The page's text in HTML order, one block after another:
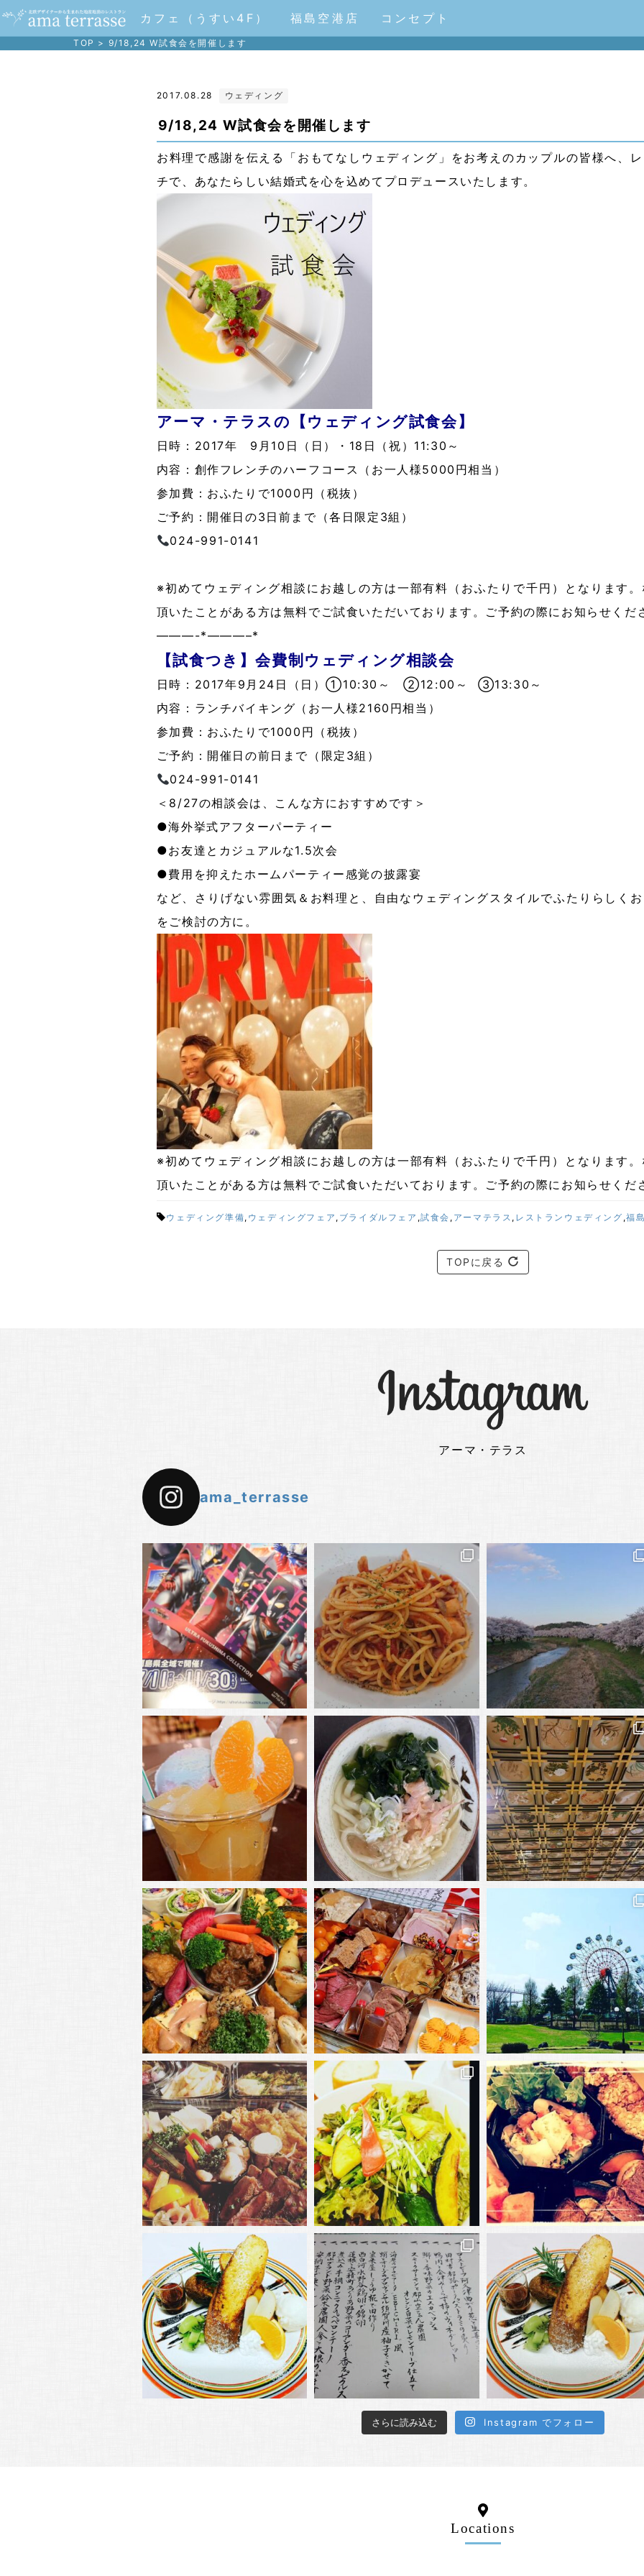
カフェ（うすい4F） 福島空港店 コンセプト
TOP > 9/18,24 W試食会を開催します
2017.08.28 ウェディング
9/18,24 W試食会を開催します
お料理で感謝を伝える「おもてなしウェディング」をお考えのカップルの皆様へ、
チで、あなたらしい結婚式を心を込めてプロデュースいたします。
アーマ・テラスの【ウェディング試食会】
日時：2017年 9月10日（日）・18日（祝）11:30～
内容：創作フレンチのハーフコース（お一人様5000円相当）
参加費：おふたりで1000円（税抜）
ご予約：開催日の3日前まで（各日限定3組）
024-991-0141
※初めてウェディング相談にお越しの方は一部有料（おふたりで千円）となります
頂いたことがある方は無料でご試食いただいております。ご予約の際にお知らせくだ
———-*———–*
【試食つき】会費制ウェディング相談会
日時：2017年9月24日（日）①10:30～ ②12:00～ ③13:30～
内容：ランチバイキング（お一人様2160円相当）
参加費：おふたりで1000円（税抜）
ご予約：開催日の前日まで（限定3組）
024-991-0141
＜8/27の相談会は、こんな方におすすめです＞
●海外挙式アフターパーティー
●お友達とカジュアルな1.5次会
●費用を抑えたホームパーティー感覚の披露宴
など、さりげない雰囲気＆お料理と、自由なウェディングスタイルでふたりらしく
をご検討の方に。
※初めてウェディング相談にお越しの方は一部有料（おふたりで千円）となります
頂いたことがある方は無料でご試食いただいております。ご予約の際にお知らせくだ
ウェディング準備, ウェディングフェア , ブライダルフェア ,試食会 , アーマテラス , レストランウェディング ,福
TOPに戻る
アーマ・テラス
ama_terrasse
さらに読み込む Instagram でフォロー
Locations